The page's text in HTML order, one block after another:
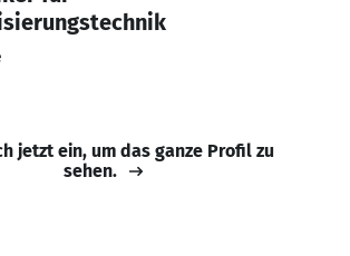
jetzt ein, um das ganze Profil zu
sehen.